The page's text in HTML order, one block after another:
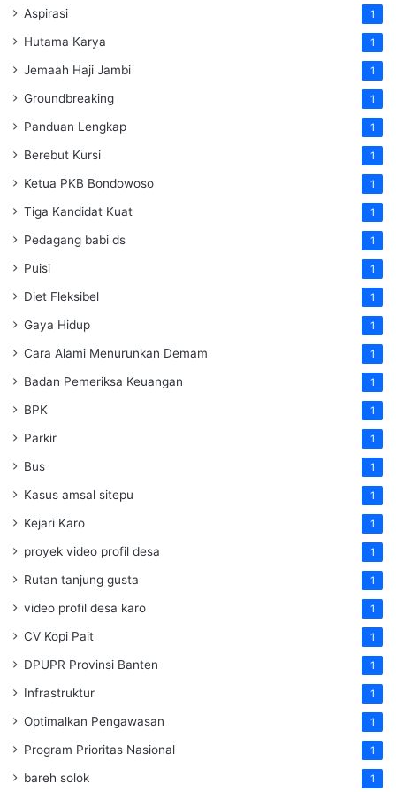
Aspirasi 1
Hutama Karya 1
Jemaah Haji Jambi 1
Groundbreaking 1
Panduan Lengkap 1
Berebut Kursi 1
Ketua PKB Bondowoso 1
Tiga Kandidat Kuat 1
Pedagang babi ds 1
Puisi 1
Diet Fleksibel 1
Gaya Hidup 1
Cara Alami Menurunkan Demam 1
Badan Pemeriksa Keuangan 1
BPK 1
Parkir 1
Bus 1
Kasus amsal sitepu 1
Kejari Karo 1
proyek video profil desa 1
Rutan tanjung gusta 1
video profil desa karo 1
CV Kopi Pait 1
DPUPR Provinsi Banten 1
Infrastruktur 1
Optimalkan Pengawasan 1
Program Prioritas Nasional 1
bareh solok 1